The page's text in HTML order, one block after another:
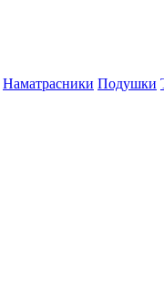
Наматрасники Подушки